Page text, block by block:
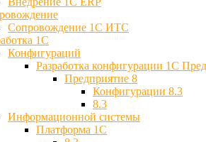
Cопровождение 1С ИТС
1C
Конфигураций
Разработка конфигурации 1С
Предприятие 8
Конфигурации 8.3
8.3
Информационной системы
Платформа 1С